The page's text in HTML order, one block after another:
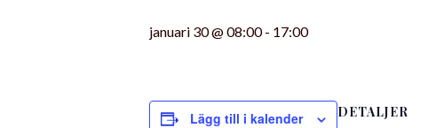
januari 30 @ 08:00- 17:00
Lägg till i kalender DETALJER